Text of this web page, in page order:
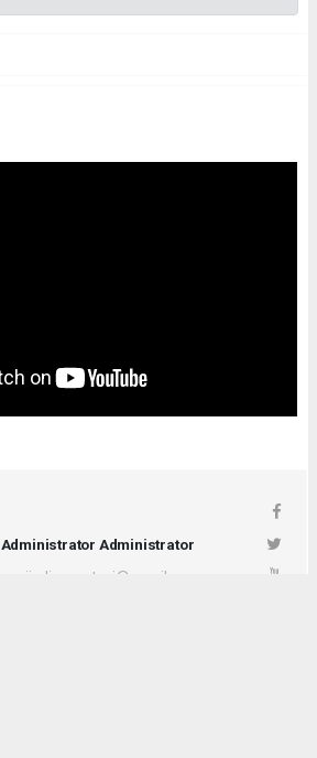
Administrator Administrator
yeniigdirgazetesi@gmail.com